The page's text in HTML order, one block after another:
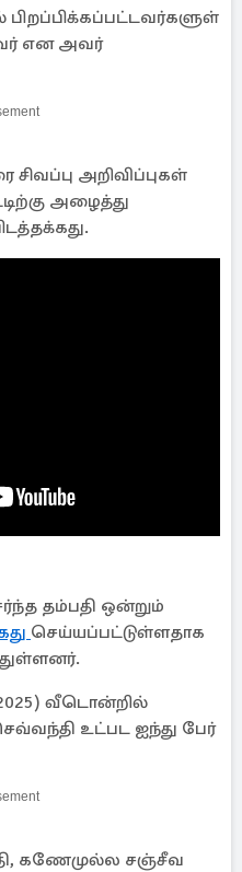
பிறப்பிக்கப்பட்டவர்களுள்
என அவர்
அறிவிப்புகள்
அழைத்து
தம்பதி ஒன்றும்
செய்யப்பட்டுள்ளதாக
வீடொன்றில்
உட்பட ஐந்து பேர்
கணேமுல்ல சஞ்சீவ